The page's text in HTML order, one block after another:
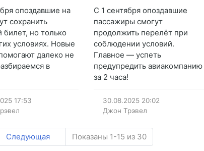
опоздавшие на
сохранить
билет, но только
условиях. Новые
далеко не
в
17:53
С 1 сентября опоздавшие
пассажиры смогут
продолжить перелёт при
соблюдении условий.
Главное — успеть
предупредить авиакомпанию
за 2 часа!
30.08.2025 20:02
Джон Трэвел
Следующая Показаны 1-15 из 30